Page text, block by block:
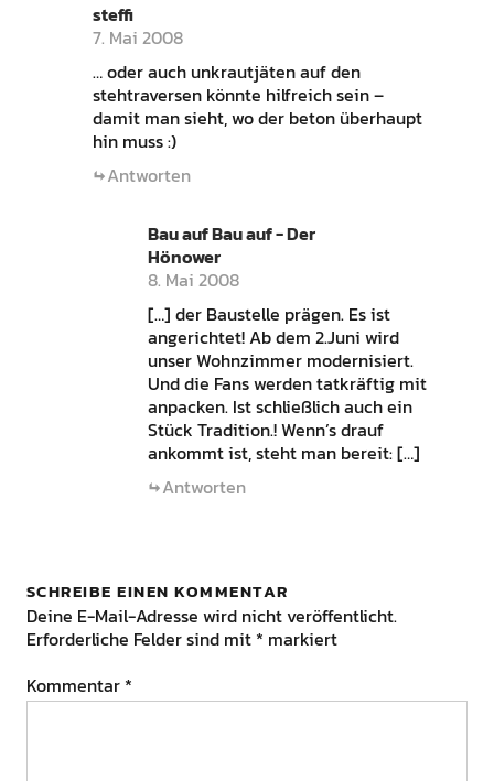
steffi
7. Mai 2008
… oder auch unkrautjäten auf den
stehtraversen könnte hilfreich sein –
damit man sieht, wo der beton überhaupt
hin muss :)
Antworten
Bau auf Bau auf - Der
Hönower
8. Mai 2008
[…] der Baustelle prägen. Es ist
angerichtet! Ab dem 2.Juni wird
unser Wohnzimmer modernisiert.
Und die Fans werden tatkräftig mit
anpacken. Ist schließlich auch ein
Stück Tradition.! Wenn’s drauf
ankommt ist, steht man bereit: […]
Antworten
SCHREIBE EINEN KOMMENTAR
Deine E-Mail-Adresse wird nicht veröffentlicht.
Erforderliche Felder sind mit * markiert
Kommentar *